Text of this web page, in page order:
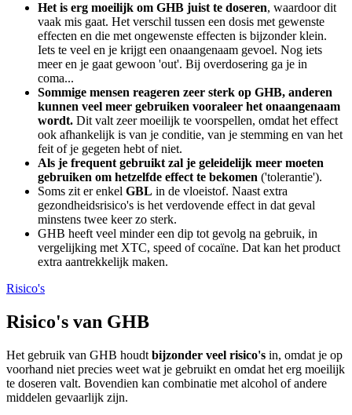
Het is erg moeilijk om GHB juist te doseren, waardoor dit
vaak mis gaat. Het verschil tussen een dosis met gewenste
effecten en die met ongewenste effecten is bijzonder klein.
Iets te veel en je krijgt een onaangenaam gevoel. Nog iets
meer en je gaat gewoon 'out'. Bij overdosering ga je in
coma...
Sommige mensen reageren zeer sterk op GHB, anderen
kunnen veel meer gebruiken vooraleer het onaangenaam
wordt. Dit valt zeer moeilijk te voorspellen, omdat het effect
ook afhankelijk is van je conditie, van je stemming en van het
feit of je gegeten hebt of niet.
Als je frequent gebruikt zal je geleidelijk meer moeten
gebruiken om hetzelfde effect te bekomen ('tolerantie').
Soms zit er enkel GBL in de vloeistof. Naast extra
gezondheidsrisico's is het verdovende effect in dat geval
minstens twee keer zo sterk.
GHB heeft veel minder een dip tot gevolg na gebruik, in
vergelijking met XTC, speed of cocaïne. Dat kan het product
extra aantrekkelijk maken.
Risico's
Risico's van GHB
Het gebruik van GHB houdt bijzonder veel risico's in, omdat je op
voorhand niet precies weet wat je gebruikt en omdat het erg moeilijk
te doseren valt. Bovendien kan combinatie met alcohol of andere
middelen gevaarlijk zijn.